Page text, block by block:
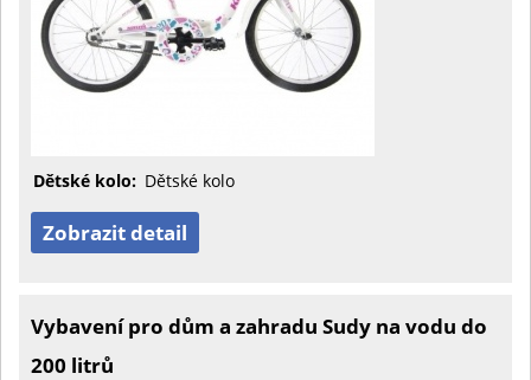
Dětské kolo: Dětské kolo
Zobrazit detail
Vybavení pro dům a zahradu Sudy na vodu do
200 litrů